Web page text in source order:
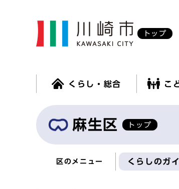
トップ
くらし・総合 こ
麻生区 トップ
区のメニュー くらしのガ